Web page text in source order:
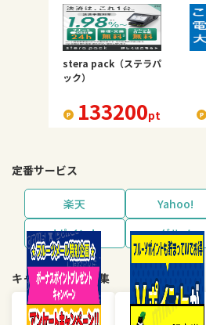
stera pack（ステラパ
ック）
133200pt
定番サービス
楽天 Yahoo!
dポイント
グルメ
キャンペーン・特集